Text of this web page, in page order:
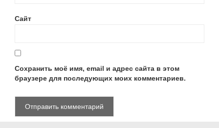
Сайт
Сохранить моё имя, email и адрес сайта в этом
браузере для последующих моих комментариев.